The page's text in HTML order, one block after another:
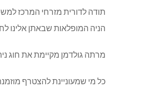
תודה לדורית מזרחי המרכז
הניה המופלאות שבאתן אלינו
מרתה גולדמן מקיימת את חוג
כל מי שמעוניינת להצטרף